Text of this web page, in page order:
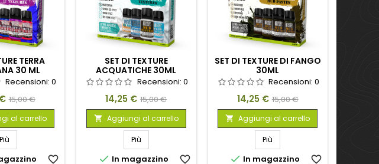
TERRA
30 ML
Recensioni:0
Prezzo
base
15,00 €
al carrello
Più
favorite_border
SET DI TEXTURE
ACQUATICHE 30ML
Recensioni: 0
Prezzo
14,25 € Prezzo
base
15,00 €
 Aggiungi al carrello
Più
 In magazzino favorite_border
SET DI TEXTURE DI FANGO
30ML
Recensioni:0
Prezzo
14,25 € Prezzo
base
15,00 €
 Aggiungi al carrello
Più
 In magazzino favorite_border